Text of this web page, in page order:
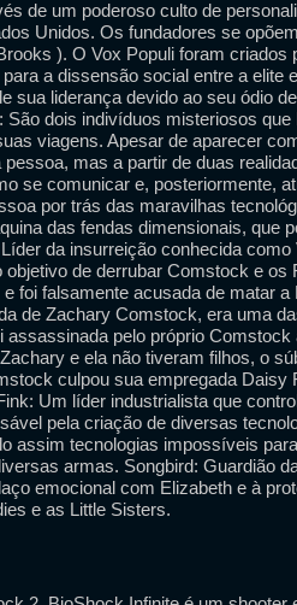
de um poderoso culto de
Unidos. Os fundadores se
). O Vox Populi foram criados
a dissensão social entre a elite
sua liderança devido ao seu ódio
São dois indivíduos misteriosos
viagens. Apesar de aparecer
mas a partir de duas
se comunicar e, posteriormente,
por trás das maravilhas
das fendas dimensionais, que
da insurreição conhecida
de derrubar Comstock e os
foi falsamente acusada de matar
de Zachary Comstock, era uma
assassinada pelo próprio Comstock
e ela não tiveram filhos, o
culpou sua empregada Daisy
Um líder industrialista que
pela criação de diversas
assim tecnologias impossíveis
armas. Songbird: Guardião
emocional com Elizabeth e à
e as Little Sisters.